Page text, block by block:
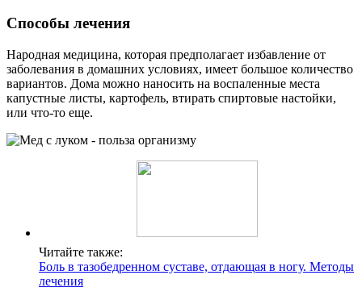
Способы лечения
Народная медицина, которая предполагает избавление от
заболевания в домашних условиях, имеет большое количество
вариантов. Дома можно наносить на воспаленные места
капустные листы, картофель, втирать спиртовые настойки,
или что-то еще.
Читайте также:
Боль в тазобедренном суставе, отдающая в ногу. Методы
лечения